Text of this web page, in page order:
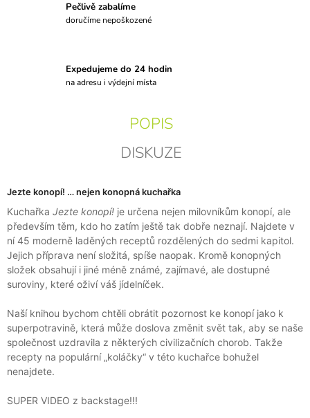
Pečlivě zabalíme
doručíme nepoškozené
Expedujeme do 24 hodin
na adresu i výdejní místa
POPIS
DISKUZE
Jezte konopí! … nejen konopná kuchařka
Kuchařka Jezte konopí! je určena nejen milovníkům konopí, ale
především těm, kdo ho zatím ještě tak dobře neznají. Najdete v
ní 45 moderně laděných receptů rozdělených do sedmi kapitol.
Jejich příprava není složitá, spíše naopak. Kromě konopných
složek obsahují i jiné méně známé, zajímavé, ale dostupné
suroviny, které oživí váš jídelníček.
Naší knihou bychom chtěli obrátit pozornost ke konopí jako k
superpotravině, která může doslova změnit svět tak, aby se naše
společnost uzdravila z některých civilizačních chorob. Takže
recepty na populární „koláčky“ v této kuchařce bohužel
nenajdete.
SUPER VIDEO z backstage!!!